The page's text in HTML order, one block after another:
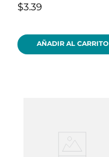
$3.39
AÑADIR AL CARRITO